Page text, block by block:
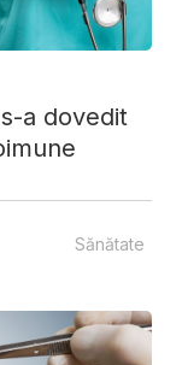
a dovedit
Sănătate